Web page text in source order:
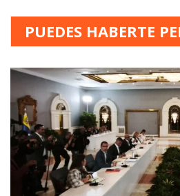
PUEDES HABERTE